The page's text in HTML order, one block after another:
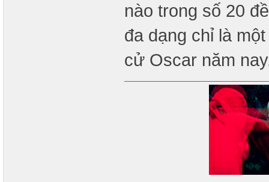
nào trong số 20
đa dạng chỉ là
cử Oscar năm